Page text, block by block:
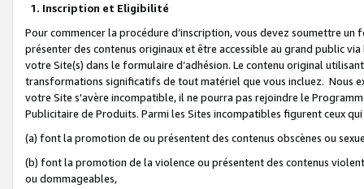
1. Inscription et Eligibilité
Pour commencer la procédure d’inscription, vous devez soumettre
présenter des contenus originaux et être accessible au grand public
votre Site(s) dans le formulaire d’adhésion. Le contenu original
transformations significatifs de tout matériel que vous incluez. Nous
votre Site s'avère incompatible, il ne pourra pas rejoindre le
Publicitaire de Produits. Parmi les Sites incompatibles figurent ceux
(a) font la promotion de ou présentent des contenus obscènes ou
(b) font la promotion de la violence ou présentent des contenus
ou dommageables,